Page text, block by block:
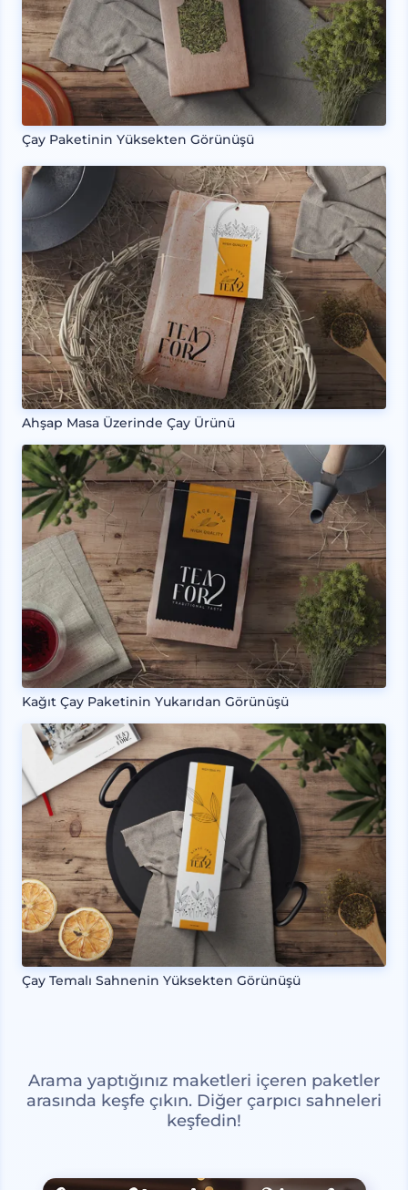
Çay Paketinin Yüksekten Görünüşü
Ahşap Masa Üzerinde Çay Ürünü
Kağıt Çay Paketinin Yukarıdan Görünüşü
Çay Temalı Sahnenin Yüksekten Görünüşü
Arama yaptığınız maketleri içeren paketler
arasında keşfe çıkın. Diğer çarpıcı sahneleri
keşfedin!